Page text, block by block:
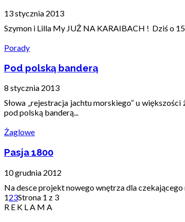
13 stycznia 2013
Szymon i Lilla My JUŻ NA KARAIBACH ! Dziś o
Porady
Pod polską banderą
8 stycznia 2013
Słowa „rejestracja jachtu morskiego” u
pod polską banderą...
Żaglowe
Pasja 1800
10 grudnia 2012
Na desce projekt nowego wnętrza dla
123Strona 1 z 3
R E K L A M A